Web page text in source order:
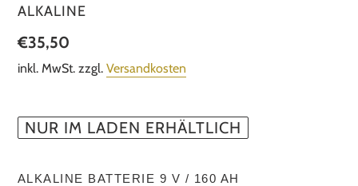
VERKÄUFER
ALKALINE
Normaler
Preis
€35,50
inkl. MwSt. zzgl. Versandkosten
NUR IM LADEN ERHÄLTLICH
wird
ALKALINE BATTERIE 9 V / 160 AH